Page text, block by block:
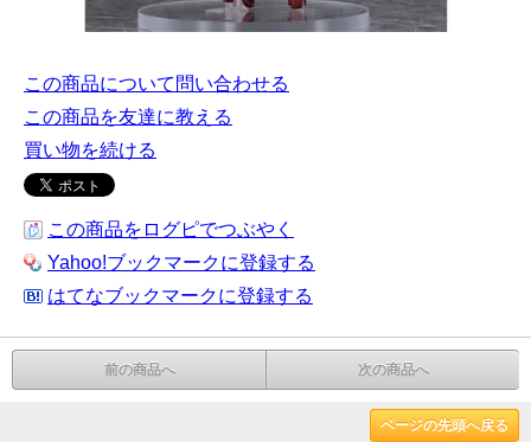
この商品について問い合わせる
この商品を友達に教える
買い物を続ける
この商品をログピでつぶやく
Yahoo!ブックマークに登録する
はてなブックマークに登録する
前の商品へ 次の商品へ
ページの先頭へ戻る